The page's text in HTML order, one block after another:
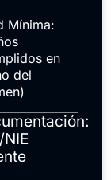
Mínima:
en
del
NIE